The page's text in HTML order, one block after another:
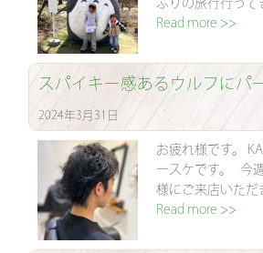
ぶりの旅行行って
Read more >>
スパイキー感あるウルフにパ
2024年3月31日
お疲れ様です。
ースケです。 今
様にご来店いただ
Read more >>